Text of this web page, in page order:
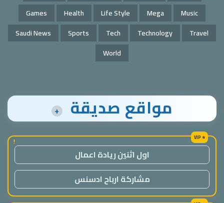
Games
Health Life Style Mega
Music
Saudi News
Sports Tech Technology
Travel
World
مواقع صديقة +
!
اول اثنين ريادة اعمال
مشاركة ارباح ادسنس